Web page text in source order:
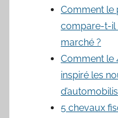
Comment le
compare-t-il
marché ?
Comment le
inspiré les
5 chevaux